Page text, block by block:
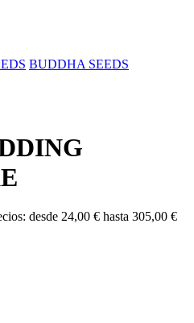
BUDDHA SEEDS
desde 24,00 € hasta 305,00 €